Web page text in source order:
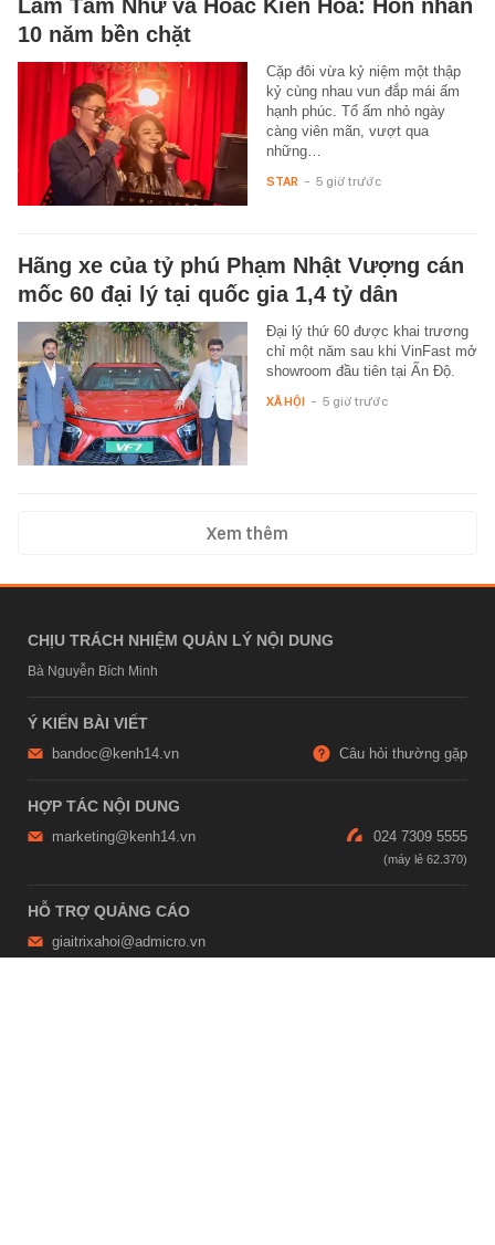
Lâm Tâm Như và Hoắc Kiến Hoa: Hôn nhân
10 năm bền chặt
Cặp đôi vừa kỷ niệm một thập
kỷ cùng nhau vun đắp mái ấm
hạnh phúc. Tổ ấm nhỏ ngày
càng viên mãn, vượt qua
những…
STAR - 5 giờ trước
Hãng xe của tỷ phú Phạm Nhật Vượng cán
mốc 60 đại lý tại quốc gia 1,4 tỷ dân
Đại lý thứ 60 được khai trương
chỉ một năm sau khi VinFast mở
showroom đầu tiên tại Ấn Độ.
XÃ HỘI - 5 giờ trước
Xem thêm
CHỊU TRÁCH NHIỆM QUẢN LÝ NỘI DUNG
Bà Nguyễn Bích Minh
Ý KIẾN BÀI VIẾT
bandoc@kenh14.vn Câu hỏi thường gặp
HỢP TÁC NỘI DUNG
marketing@kenh14.vn 024 7309 5555
HỖ TRỢ QUẢNG CÁO
giaitrixahoi@admicro.vn